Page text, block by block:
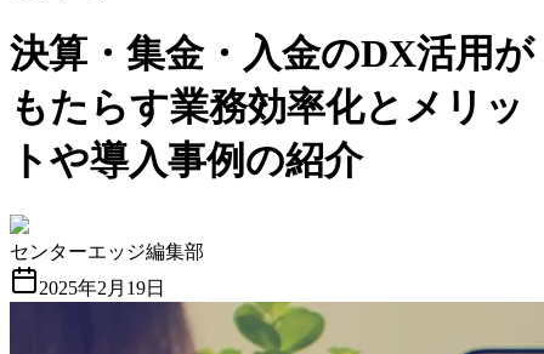
決算・集金・入金のDX活用が
もたらす業務効率化とメリッ
トや導入事例の紹介
センターエッジ編集部
2025年2月19日